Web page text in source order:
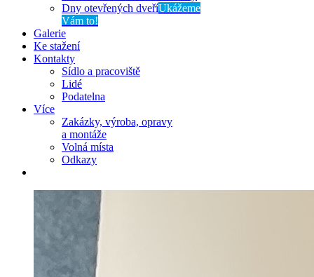
Dny otevřených dveříUkážeme
Vám to!
Galerie
Ke stažení
Kontakty
Sídlo a pracoviště
Lidé
Podatelna
Více
Zakázky, výroba, opravy
a montáže
Volná místa
Odkazy